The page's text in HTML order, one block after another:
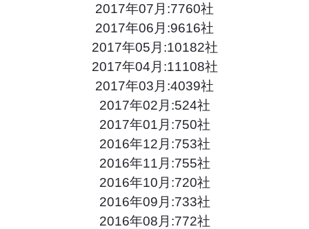
2017年07月:7760社
2017年06月:9616社
2017年05月:10182社
2017年04月:11108社
2017年03月:4039社
2017年02月:524社
2017年01月:750社
2016年12月:753社
2016年11月:755社
2016年10月:720社
2016年09月:733社
2016年08月:772社